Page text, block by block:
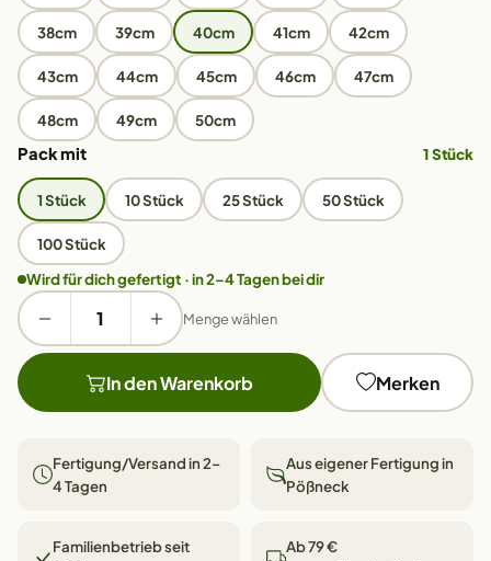
38cm 39cm 40cm 41cm 42cm
43cm 44cm 45cm 46cm 47cm
48cm 49cm 50cm
Pack mit 1 Stück
1 Stück 10 Stück 25 Stück 50 Stück
100 Stück
Wird für dich gefertigt · in 2–4 Tagen bei dir
Menge wählen
In den Warenkorb Merken
Fertigung/Versand in 2–
4 Tagen
Aus eigener Fertigung in
Pößneck
Familienbetrieb seit
Ab 79 €